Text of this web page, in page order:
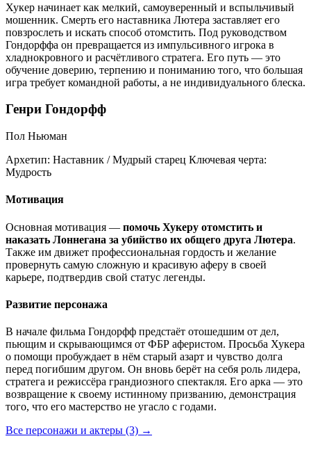
Хукер начинает как мелкий, самоуверенный и вспыльчивый
мошенник. Смерть его наставника Лютера заставляет его
повзрослеть и искать способ отомстить. Под руководством
Гондорффа он превращается из импульсивного игрока в
хладнокровного и расчётливого стратега. Его путь — это
обучение доверию, терпению и пониманию того, что большая
игра требует командной работы, а не индивидуального блеска.
Генри Гондорфф
Пол Ньюман
Архетип: Наставник / Мудрый старец Ключевая черта:
Мудрость
Мотивация
Основная мотивация — помочь Хукеру отомстить и
наказать Лоннегана за убийство их общего друга Лютера.
Также им движет профессиональная гордость и желание
провернуть самую сложную и красивую аферу в своей
карьере, подтвердив свой статус легенды.
Развитие персонажа
В начале фильма Гондорфф предстаёт отошедшим от дел,
пьющим и скрывающимся от ФБР аферистом. Просьба Хукера
о помощи пробуждает в нём старый азарт и чувство долга
перед погибшим другом. Он вновь берёт на себя роль лидера,
стратега и режиссёра грандиозного спектакля. Его арка — это
возвращение к своему истинному призванию, демонстрация
того, что его мастерство не угасло с годами.
Все персонажи и актеры (3) →